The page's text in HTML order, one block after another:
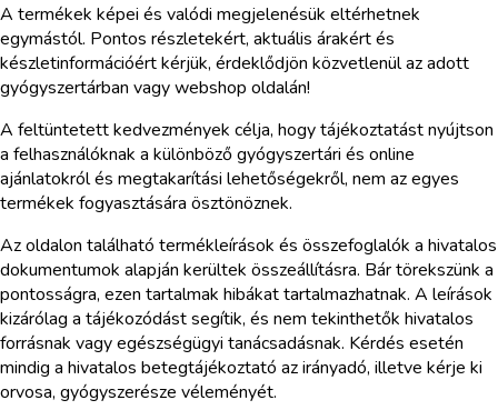
A termékek képei és valódi megjelenésük eltérhetnek
egymástól. Pontos részletekért, aktuális árakért és
készletinformációért kérjük, érdeklődjön közvetlenül az adott
gyógyszertárban vagy webshop oldalán!
A feltüntetett kedvezmények célja, hogy tájékoztatást nyújtson
a felhasználóknak a különböző gyógyszertári és online
ajánlatokról és megtakarítási lehetőségekről, nem az egyes
termékek fogyasztására ösztönöznek.
Az oldalon található termékleírások és összefoglalók a hivatalos
dokumentumok alapján kerültek összeállításra. Bár törekszünk a
pontosságra, ezen tartalmak hibákat tartalmazhatnak. A leírások
kizárólag a tájékozódást segítik, és nem tekinthetők hivatalos
forrásnak vagy egészségügyi tanácsadásnak. Kérdés esetén
mindig a hivatalos betegtájékoztató az irányadó, illetve kérje ki
orvosa, gyógyszerésze véleményét.